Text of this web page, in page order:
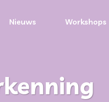
Nieuws Workshops